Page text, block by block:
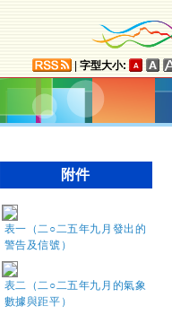
字型大小:
附件
表一（二○二五年九月發出的
警告及信號）
表二（二○二五年九月的氣象
數據與距平）